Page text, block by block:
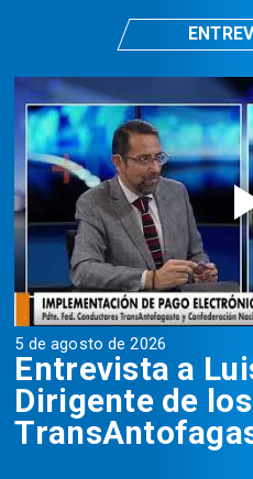
5 de agosto de 2026
Entrevista a
Dirigente de